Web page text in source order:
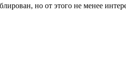
но от этого не менее